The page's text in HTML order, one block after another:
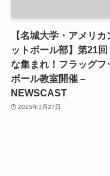
【名城大学・アメリカ
ットボール部】第21回
な集まれ！フラッグフ
ボール教室開催 –
NEWSCAST
2025年3月27日